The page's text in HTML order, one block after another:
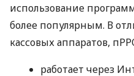
использование
более популярным. В
кассовых аппаратов,
работает через